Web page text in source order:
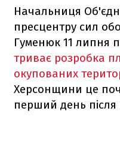
Начальниця
пресцентру сил
Гуменюк 11 липня
триває розробка
окупованих
Херсонщини це
перший день після